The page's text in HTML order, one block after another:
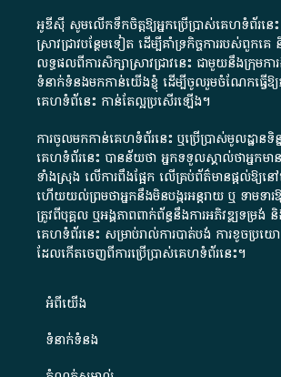
អូឌីស៊ី សូមលើកទឹកចិត្តឱ្យអ្នកប្រើប្រាស់គេហទំព័រនេះ
ស្រាវជ្រាវបន្ថែមទៀត ដើម្បីគាំទ្រកិច្ចការ​របស់ពួកគ
លទ្ធផលពីការសិក្សាស្រាវជ្រាវនេះ ជាមួយនឹងក្រុមក
ទំនាក់ទំនងមកកាន់យើងខ្ញុំ ដើម្បីចូលរួមចំណែកធ្វើឱ្
គេហទំព័នេះ កាន់តែល្អប្រសើរឡើង។
ការចូលមកកាន់គេហទំព័រនេះ ឬប្រើប្រាស់មូលដ្ឋាន
គេហទំព័រនេះ បានន័យថា អ្នកទទួលស្គាល់ថាអ្នកម
ទាំងស្រុង លើការពឹងផ្អែក លើគ្រប់ព័ត៌មានផ្តល់ឱ្យន
ហើយយល់ព្រមថាអ្នកនឹងមិនបង្ករអន្តរាយ ឬ ទាមទា
ត្រូវពីបុគ្គល ឬអង្គភាពពាក់ព័ន្ធនឹងការអភិវឌ្ឍទម្រង់
គេហទំព័រនេះ សម្រាប់រាល់ការបាត់បង់ ការខូចប្រយ
ដែលកើតចេញពីការប្រើប្រាស់គេហទំព័រនេះ។
អំពី​យើង​
ទំនាក់ទំនង